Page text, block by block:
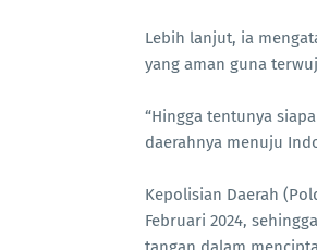
Lebih lanjut, ia
yang aman guna
“Hingga tentunya
daerahnya menuju
Kepolisian Daerah
Februari 2024,